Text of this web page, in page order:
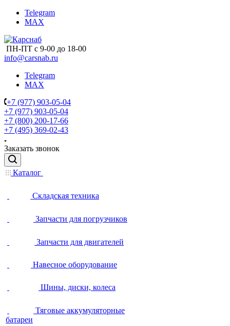
Telegram
MAX
ПН-ПТ с 9-00 до 18-00
info@carsnab.ru
Telegram
MAX
+7 (977) 903-05-04
+7 (977) 903-05-04
+7 (800) 200-17-66
+7 (495) 369-02-43
Заказать звонок
Каталог
Складская техника
Запчасти для погрузчиков
Запчасти для двигателей
Навесное оборудование
Шины, диски, колеса
Тяговые аккумуляторные
батареи